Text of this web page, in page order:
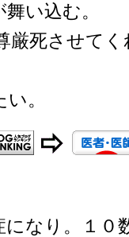
い込む。
厳死させて
。
なり。１０